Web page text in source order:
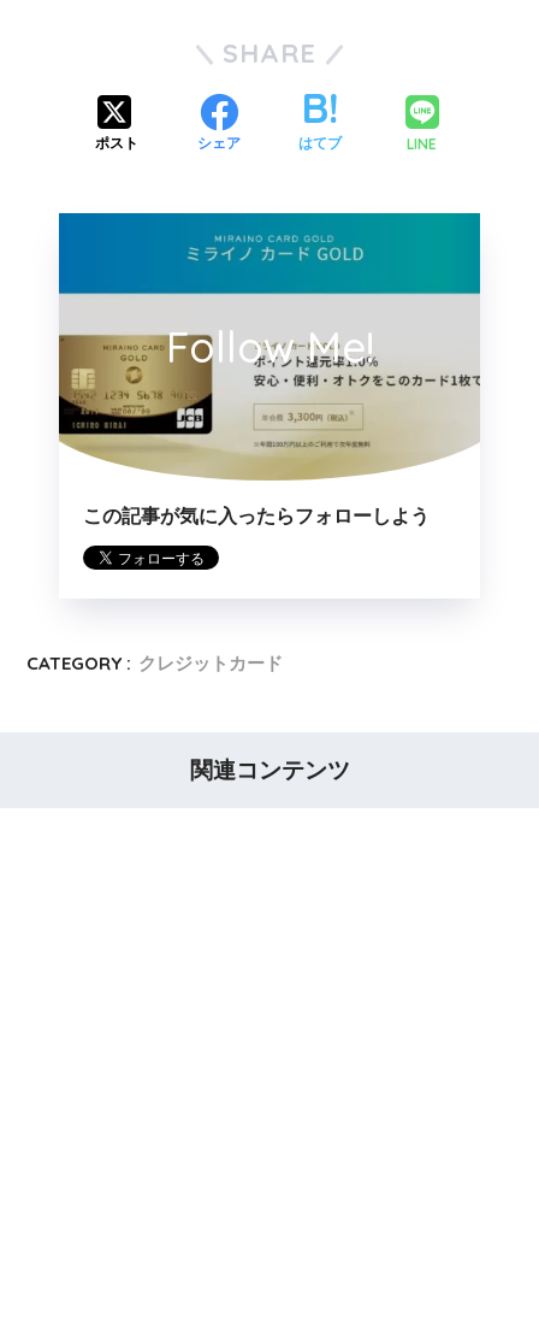
SHARE
ポスト シェア はてブ LINE
Follow Me!
この記事が気に入ったらフォローしよう
CATEGORY : クレジットカード
関連コンテンツ